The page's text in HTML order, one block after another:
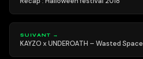
SUIVANT →
KAYZO x UNDEROATH – Wasted Space